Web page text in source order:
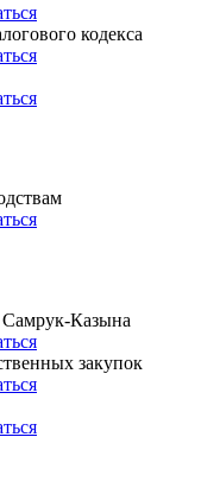
кодекса
Самрук-Казына
закупок